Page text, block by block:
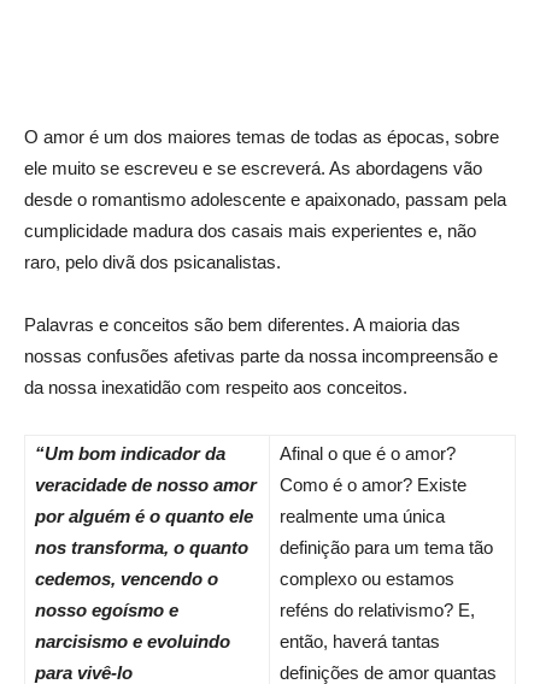
O amor é um dos maiores temas de todas as épocas, sobre
ele muito se escreveu e se escreverá. As abordagens vão
desde o romantismo adolescente e apaixonado, passam pela
cumplicidade madura dos casais mais experientes e, não
raro, pelo divã dos psicanalistas.
Palavras e conceitos são bem diferentes. A maioria das
nossas confusões afetivas parte da nossa incompreensão e
da nossa inexatidão com respeito aos conceitos.
“Um bom indicador da
veracidade de nosso amor
por alguém é o quanto ele
nos transforma, o quanto
cedemos, vencendo o
nosso egoísmo e
narcisismo e evoluindo
para vivê-lo
Afinal o que é o amor?
Como é o amor? Existe
realmente uma única
definição para um tema tão
complexo ou estamos
reféns do relativismo? E,
então, haverá tantas
definições de amor quantas